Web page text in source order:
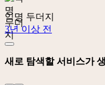
익명 두더지
3년 이상 전
새로 탐색할 서비스가